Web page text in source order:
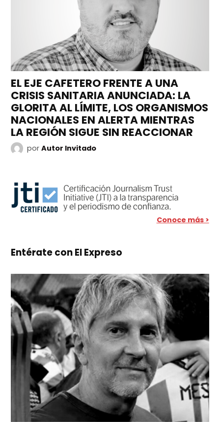
EL EJE CAFETERO FRENTE A UNA
CRISIS SANITARIA ANUNCIADA: LA
GLORITA AL LÍMITE, LOS ORGANISMOS
NACIONALES EN ALERTA MIENTRAS
LA REGIÓN SIGUE SIN REACCIONAR
por Autor Invitado
Conoce más >
Entérate con El Expreso